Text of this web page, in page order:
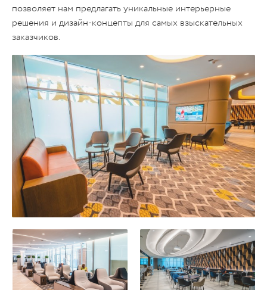
позволяет нам предлагать уникальные интерьерные
решения и дизайн-концепты для самых взыскательных
заказчиков.